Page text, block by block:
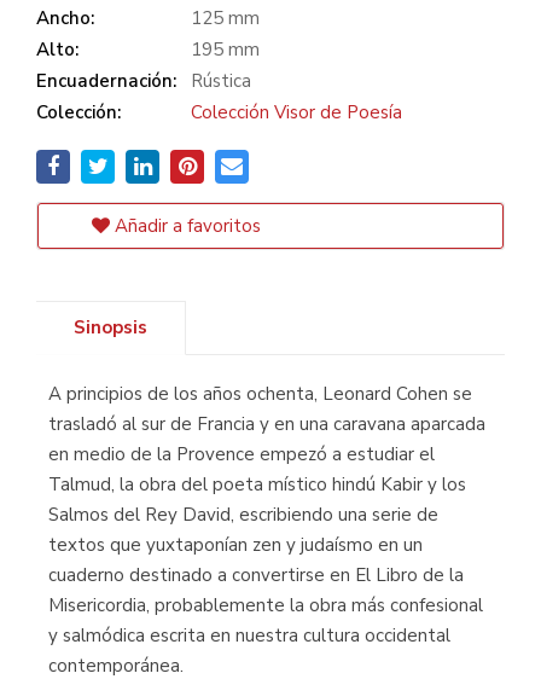
Ancho:
125 mm
Alto:
195 mm
Encuadernación:
Rústica
Colección:
Colección Visor de Poesía
Añadir a favoritos
Sinopsis
A principios de los años ochenta, Leonard Cohen se
trasladó al sur de Francia y en una caravana aparcada
en medio de la Provence empezó a estudiar el
Talmud, la obra del poeta místico hindú Kabir y los
Salmos del Rey David, escribiendo una serie de
textos que yuxtaponían zen y judaísmo en un
cuaderno destinado a convertirse en El Libro de la
Misericordia, probablemente la obra más confesional
y salmódica escrita en nuestra cultura occidental
contemporánea.